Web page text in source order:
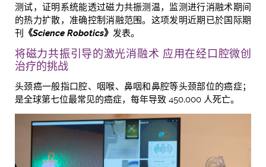
测试，证明系统能透过磁力共振测温，监测进行消融术期间
的热力扩散，准确控制消融范围。这项发明近期已於国际期
刊
《Science Robotics》 发表。
将磁力共振引导的激光消融术 应用在经口腔微创
治疗的挑战
头颈癌一般指口腔、咽喉、鼻咽和鼻腔等头颈部位的癌症；
是全球第七位最常见的癌症，每年导致 450,000 人死亡。